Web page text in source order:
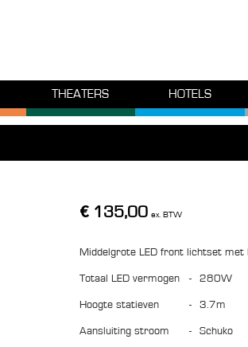
THEATERS HOTELS
€ 135,00 ex. BTW
Middelgrote LED front lichtset
Totaal LED vermogen - 280W
Hoogte statieven - 3.7m
Aansluiting stroom - Schuko